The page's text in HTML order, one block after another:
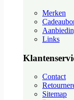
Merken
Links
Contact
Sitemap